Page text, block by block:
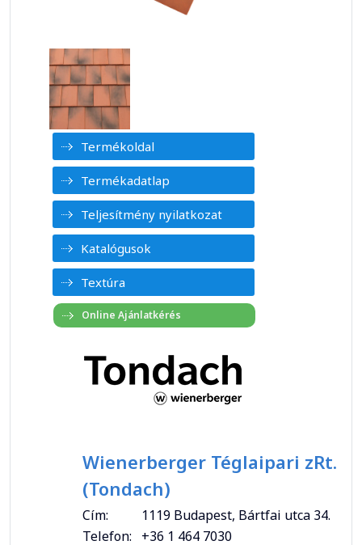
Termékoldal
Termékadatlap
Teljesítmény nyilatkozat
Katalógusok
Textúra
Wienerberger Téglaipari zRt.
(Tondach)
Cím:
1119 Budapest, Bártfai utca 34.
Telefon:
+36 1 464 7030